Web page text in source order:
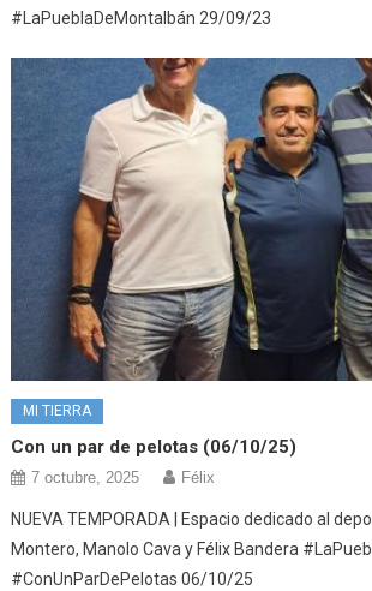
#LaPueblaDeMontalbán 29/09/23
MI TIERRA
Con un par de pelotas (06/10/25)
7 octubre, 2025 Félix
NUEVA TEMPORADA | Espacio dedicado al
Montero, Manolo Cava y Félix Bandera
#ConUnParDePelotas 06/10/25